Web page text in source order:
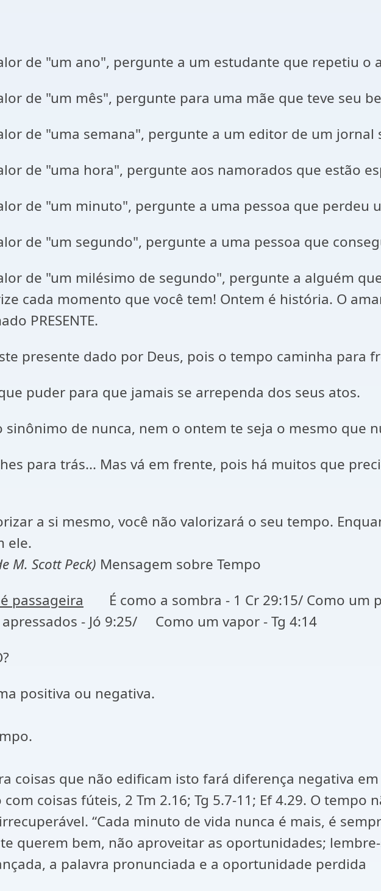
de "um ano", pergunte a um estudante que repetiu o
de "um mês", pergunte para uma mãe que teve seu
de "uma semana", pergunte a um editor de um jornal
de "uma hora", pergunte aos namorados que estão
de "um minuto", pergunte a uma pessoa que perdeu
de "um segundo", pergunte a uma pessoa que
de "um milésimo de segundo", pergunte a alguém
cada momento que você tem! Ontem é história. O
PRESENTE.
presente dado por Deus, pois o tempo caminha para
puder para que jamais se arrependa dos seus atos.
sinônimo de nunca, nem o ontem te seja o mesmo que
para trás... Mas vá em frente, pois há muitos que
a si mesmo, você não valorizará o seu tempo.
ele.
M. Scott Peck) Mensagem sobre Tempo
passageira É como a sombra - 1 Cr 29:15/ Como um
- Jó 9:25/ Como um vapor - Tg 4:14
positiva ou negativa.
coisas que não edificam isto fará diferença negativa
coisas fúteis, 2 Tm 2.16; Tg 5.7-11; Ef 4.29. O tempo
“Cada minuto de vida nunca é mais, é
querem bem, não aproveitar as oportunidades;
a palavra pronunciada e a oportunidade perdida